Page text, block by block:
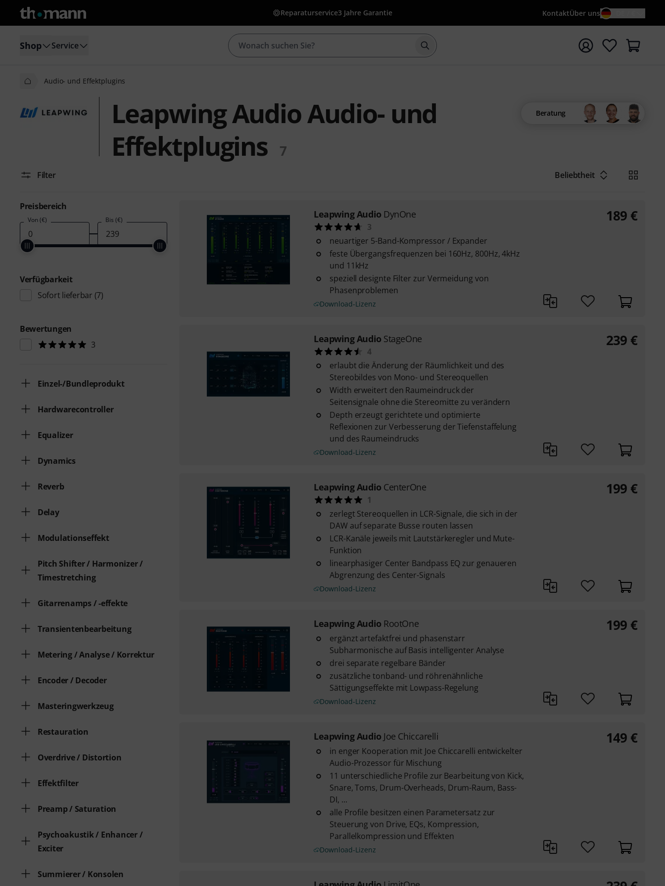
Reparaturservice3 Jahre Garantie KontaktÜber uns
Shop Service Suche mit Suchwort {searchTerm} starten
Audio- und Effektplugins
Leapwing Audio Audio- und
Effektplugins
7
Beratung
Filter Beliebtheit
Preisbereich
Von (€) Bis (€)
Verfügbarkeit
Sofort lieferbar (7)
Bewertungen
3
Einzel-/Bundleprodukt
Hardwarecontroller
Equalizer
Dynamics
Reverb
Delay
Modulationseffekt
Pitch Shifter / Harmonizer /
Timestretching
Gitarrenamps / -effekte
Transientenbearbeitung
Metering / Analyse / Korrektur
Encoder / Decoder
Masteringwerkzeug
Restauration
Overdrive / Distortion
Effektfilter
Preamp / Saturation
Psychoakustik / Enhancer /
Exciter
Summierer / Konsolen
Leapwing Audio DynOne
3
neuartiger 5-Band-Kompressor / Expander
feste Übergangsfrequenzen bei 160Hz, 800Hz, 4kHz
und 11kHz
speziell designte Filter zur Vermeidung von
Phasenproblemen
Download-Lizenz
189 €
Leapwing Audio StageOne
4
erlaubt die Änderung der Räumlichkeit und des
Stereobildes von Mono- und Stereoquellen
Width erweitert den Raumeindruck der
Seitensignale ohne die Stereomitte zu verändern
Depth erzeugt gerichtete und optimierte
Reflexionen zur Verbesserung der Tiefenstaffelung
und des Raumeindrucks
Download-Lizenz
239 €
Leapwing Audio CenterOne
1
zerlegt Stereoquellen in LCR-Signale, die sich in der
DAW auf separate Busse routen lassen
LCR-Kanäle jeweils mit Lautstärkeregler und Mute-
Funktion
linearphasiger Center Bandpass EQ zur genaueren
Abgrenzung des Center-Signals
Download-Lizenz
199 €
Leapwing Audio RootOne
ergänzt artefaktfrei und phasenstarr
Subharmonische auf Basis intelligenter Analyse
drei separate regelbare Bänder
zusätzliche tonband- und röhrenähnliche
Sättigungseffekte mit Lowpass-Regelung
Download-Lizenz
199 €
Leapwing Audio Joe Chiccarelli
in enger Kooperation mit Joe Chiccarelli entwickelter
Audio-Prozessor für Mischung
11 unterschiedliche Profile zur Bearbeitung von Kick,
Snare, Toms, Drum-Overheads, Drum-Raum, Bass-
DI, ...
alle Profile besitzen einen Parametersatz zur
Steuerung von Drive, EQs, Kompression,
Parallelkompression und Effekten
Download-Lizenz
149 €